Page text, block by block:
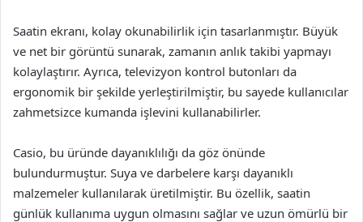
Saatin ekranı, kolay okunabilirlik için tasarlanmıştır. Büyük
ve net bir görüntü sunarak, zamanın anlık takibi yapmayı
kolaylaştırır. Ayrıca, televizyon kontrol butonları da
ergonomik bir şekilde yerleştirilmiştir, bu sayede kullanıcılar
zahmetsizce kumanda işlevini kullanabilirler.
Casio, bu üründe dayanıklılığı da göz önünde
bulundurmuştur. Suya ve darbelere karşı dayanıklı
malzemeler kullanılarak üretilmiştir. Bu özellik, saatin
günlük kullanıma uygun olmasını sağlar ve uzun ömürlü bir